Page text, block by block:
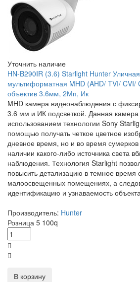
Уточнить наличие
HN-B290IR (3.6) Starlight Hunter
мультиформатная MHD (AHD/ TVI/ CVI/
объектив 3.6мм, 2Мп, Ик
MHD камера видеонаблюдения с
3.6 мм и ИК подсветкой. Данная камера
использованием технологии Sony
помощью получать четкое цветное
дневное время, но и во время
наличии какого-либо источника света
наблюдения. Технология Starlight
повысить детализацию в темное время
малоосвещенных помещениях, а
идентификацию и узнаваемость
Производитель: Hunter
Розница 5 100q
В корзину